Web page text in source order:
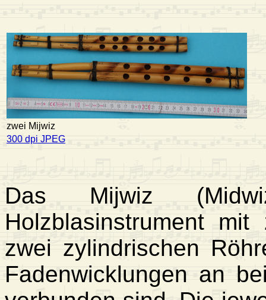
zwei Mijwiz
300 dpi JPEG
Das Mijwiz
Holzblasinstrument
zwei zylindrischen
Fadenwicklungen an